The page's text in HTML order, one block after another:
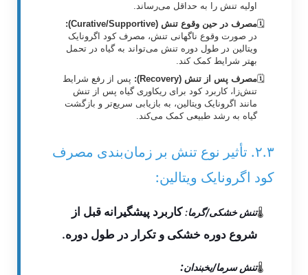
اولیه تنش را به حداقل می‌رساند.
مصرف در حین وقوع تنش (Curative/Supportive):
در صورت وقوع ناگهانی تنش، مصرف کود اگرونایک
ویتالین در طول دوره تنش می‌تواند به گیاه در تحمل
بهتر شرایط کمک کند.
مصرف پس از تنش (Recovery):
پس از رفع شرایط
تنش‌زا، کاربرد کود برای ریکاوری گیاه پس از تنش
مانند اگرونایک ویتالین، به بازیابی سریع‌تر و بازگشت
گیاه به رشد طبیعی کمک می‌کند.
۲.۳. تأثیر نوع تنش بر زمان‌بندی مصرف
کود اگرونایک ویتالین:
تنش خشکی/گرما: کاربرد پیشگیرانه قبل از
شروع دوره خشکی و تکرار در طول دوره.
تنش سرما/یخبندان: